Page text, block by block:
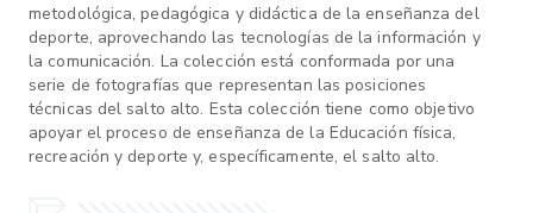
metodológica, pedagógica y didáctica de la enseñanza del
deporte, aprovechando las tecnologías de la información y
la comunicación. La colección está conformada por una
serie de fotografías que representan las posiciones
técnicas del salto alto. Esta colección tiene como objetivo
apoyar el proceso de enseñanza de la Educación física,
recreación y deporte y, específicamente, el salto alto.